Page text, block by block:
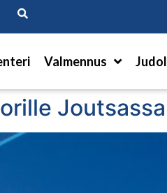
Valmennus
Joutsassa